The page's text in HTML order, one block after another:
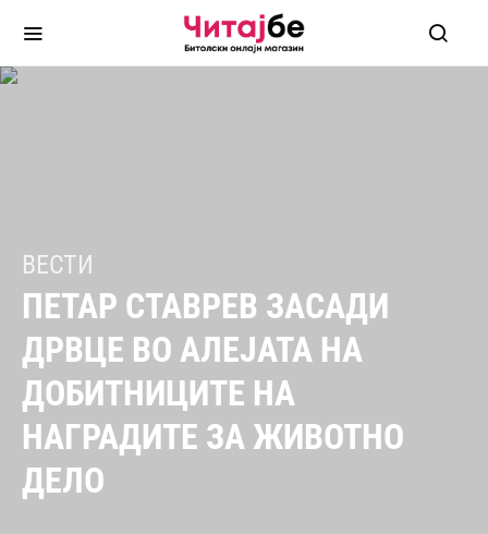
ВЕСТИ
ПЕТАР СТАВРЕВ ЗАСАДИ
ДРВЦЕ ВО АЛЕЈАТА НА
ДОБИТНИЦИТЕ НА
НАГРАДИТЕ ЗА ЖИВОТНО
ДЕЛО